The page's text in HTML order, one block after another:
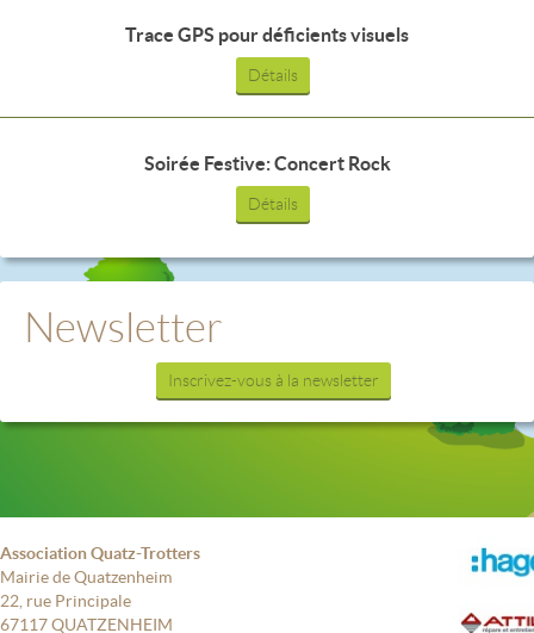
Trace GPS pour déficients visuels
Détails
Soirée Festive: Concert Rock
Détails
Newsletter
Inscrivez-vous à la newsletter
Association Quatz-Trotters
Mairie de Quatzenheim
22, rue Principale
67117 QUATZENHEIM